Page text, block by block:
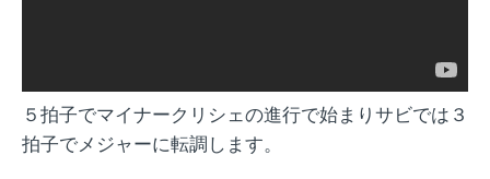
５拍子でマイナークリシェの進行で始まりサビでは３
拍子でメジャーに転調します。